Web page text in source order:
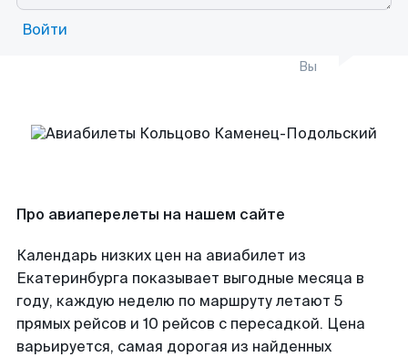
Войти
Вы
Про авиаперелеты на нашем сайте
Календарь низких цен на авиабилет из
Екатеринбурга показывает выгодные месяца в
году, каждую неделю по маршруту летают 5
прямых рейсов и 10 рейсов с пересадкой. Цена
варьируется, самая дорогая из найденных